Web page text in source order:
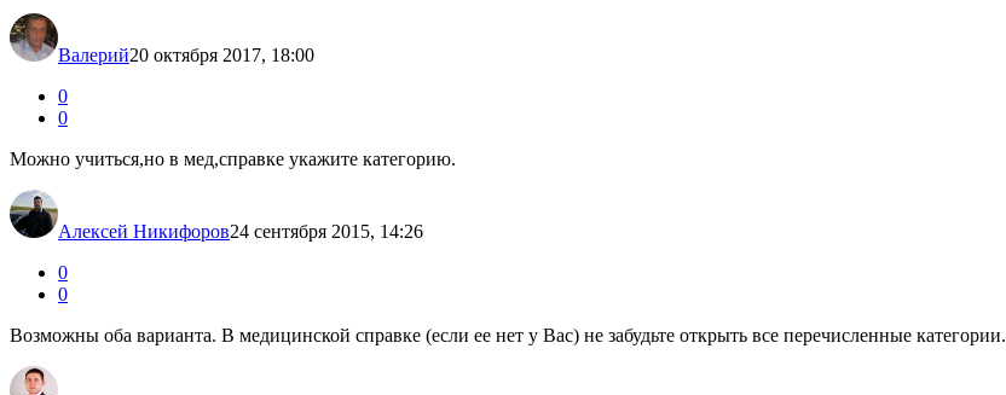
Валерий20 октября 2017, 18:00
0
0
Можно учиться,но в мед,справке укажите категорию.
Алексей Никифоров24 сентября 2015, 14:26
0
0
Возможны оба варианта. В медицинской справке (если ее нет у Вас) не забудьте открыть все перечисленные категории.